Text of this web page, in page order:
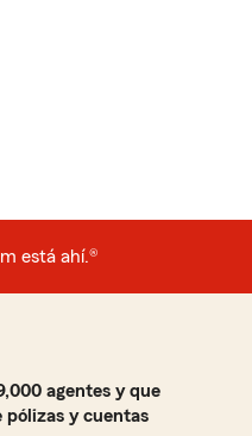
está ahí.®
agentes y que
pólizas y cuentas